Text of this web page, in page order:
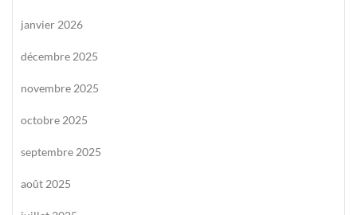
janvier 2026
décembre 2025
novembre 2025
octobre 2025
septembre 2025
août 2025